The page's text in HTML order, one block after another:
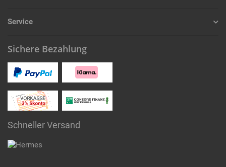
Service
Sichere Bezahlung
Schneller Versand